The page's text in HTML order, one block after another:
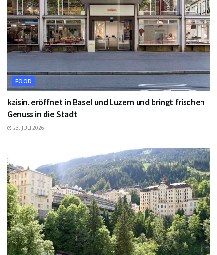
FOOD
kaisin. eröffnet in Basel und Luzern und bringt frischen
Genuss in die Stadt
23. JULI 2026